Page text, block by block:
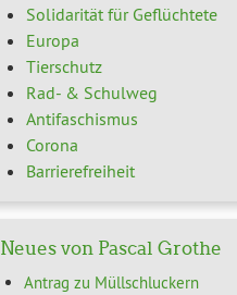
Solidarität für Geflüchtete
Europa
Tierschutz
Rad- & Schulweg
Antifaschismus
Corona
Barrierefreiheit
Neues von Pascal Grothe
Antrag zu Müllschluckern